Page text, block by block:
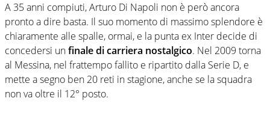
A 35 anni compiuti, Arturo Di Napoli non è però ancora
pronto a dire basta. Il suo momento di massimo splendore è
chiaramente alle spalle, ormai, e la punta ex Inter decide di
concedersi unfinale di carriera nostalgico. Nel 2009 torna
al Messina, nel frattempo fallito e ripartito dalla Serie D, e
mette a segno ben 20 reti in stagione, anche se la squadra
non va oltre il 12° posto.